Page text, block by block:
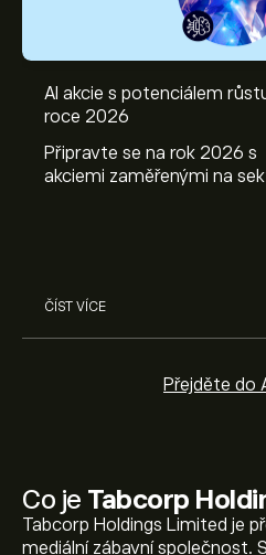
Co je Tabcorp
Tabcorp Holdings Limited je
mediální zábavní společnost.
AI akcie s potenciálem
roce 2026
Připravte se na rok 2026 s
akciemi zaměřenými na
ČÍST VÍCE
Přejděte do